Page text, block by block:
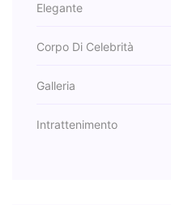
Elegante
Corpo Di Celebrità
Galleria
Intrattenimento